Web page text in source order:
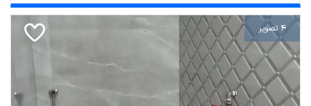
4 تصویر